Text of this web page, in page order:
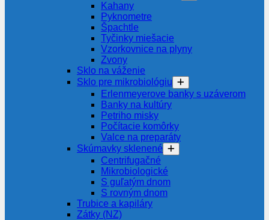
Kahany
Pyknometre
Špachtle
Tyčinky miešacie
Vzorkovnice na plyny
Zvony
Sklo na váženie
Sklo pre mikrobiológiu
Erlenmeyerove banky s uzáverom
Banky na kultúry
Petriho misky
Počítacie komôrky
Valce na preparáty
Skúmavky sklenené
Centrifugačné
Mikrobiologické
S guľatým dnom
S rovným dnom
Trubice a kapiláry
Zátky (NZ)